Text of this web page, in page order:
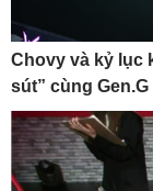
Chovy và kỷ lục
sút” cùng Gen.G